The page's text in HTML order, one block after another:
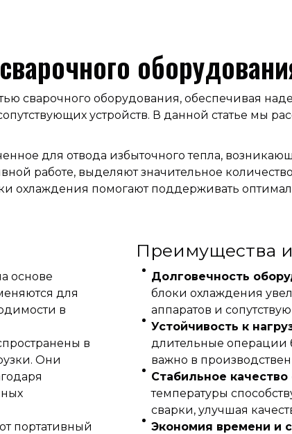
сварочного оборудования, обеспечивая
устройств. В данной статье мы
для отвода избыточного тепла,
работе, выделяют значительное
охлаждения помогают поддерживать
основе
для
в
в
Они
портативный
Преимущества
Долговечность
блоки охлаждения
аппаратов и
Устойчивость к
длительные операции
важно в
Стабильное качество
температуры
сварки, улучшая
Экономия времени и